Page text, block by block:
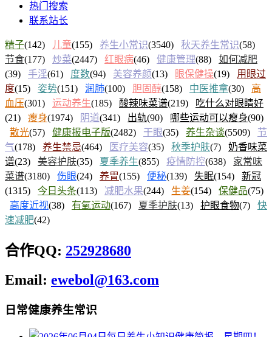
热门搜索
联系站长
精子(142) 儿童(155) 养生小常识(3540) 秋天养生常识(58)
节食(177) 炒菜(2447) 红眼病(46) 健康管理(88) 如何减肥
(39) 手淫(61) 度数(94) 美容养颜(13) 眼保健操(19) 用眼过
度(15) 姿势(151) 润肺(100) 胆固醇(158) 中医推拿(30) 高
血压(301) 运动养生(185) 酸辣味菜谱(219)
吃什么对眼睛好
(21) 瘦身(1974) 阴道(341) 出轨(90) 哪些运动可以瘦身(90)
散光(57) 健康报电子版(2482) 干眼(35) 养生杂谈(5509) 节
气(178) 养生禁忌(464) 医疗美容(35) 秋季护肤(7) 奶香味菜
谱(23) 美容护肤(35) 夏季养生(855) 疫情防控(638) 家常味
菜谱(3180) 伤眼(24) 养胃(155) 便秘(139) 失眠(154) 新冠
(1315) 今日头条(113) 减肥水果(244) 生姜(154) 保健品(75)
高度近视(38) 有氧运动(167) 夏季护肤(13) 护眼食物(7) 快
速减肥(42)
合作QQ: 252928680
Email: ewebol@163.com
日常健康养生常识